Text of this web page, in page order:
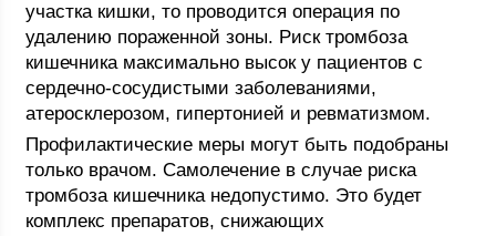
участка кишки, то проводится операция по
удалению пораженной зоны. Риск тромбоза
кишечника максимально высок у пациентов с
сердечно-сосудистыми заболеваниями,
атеросклерозом, гипертонией и ревматизмом.
Профилактические меры могут быть подобраны
только врачом. Самолечение в случае риска
тромбоза кишечника недопустимо. Это будет
комплекс препаратов, снижающих